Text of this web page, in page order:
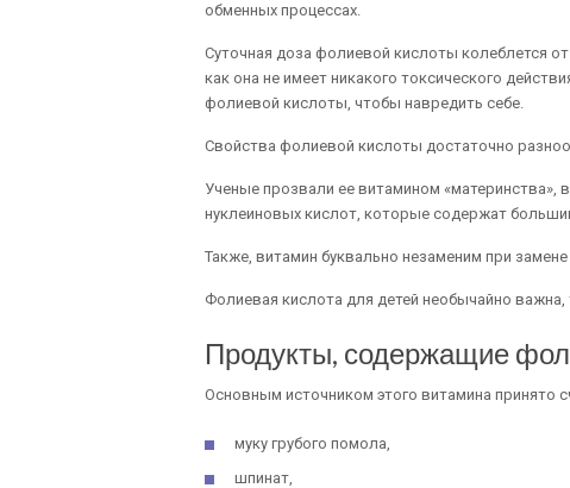
обменных процессах.
Суточная доза фолиевой кислоты колеблется
как она не имеет никакого токсического
фолиевой кислоты, чтобы навредить себе.
Свойства фолиевой кислоты достаточно
Ученые прозвали ее витамином «материнства»,
нуклеиновых кислот, которые содержат
Также, витамин буквально незаменим при
Фолиевая кислота для детей необычайно
Продукты, содержащие
Основным источником этого витамина принято
муку грубого помола,
шпинат,